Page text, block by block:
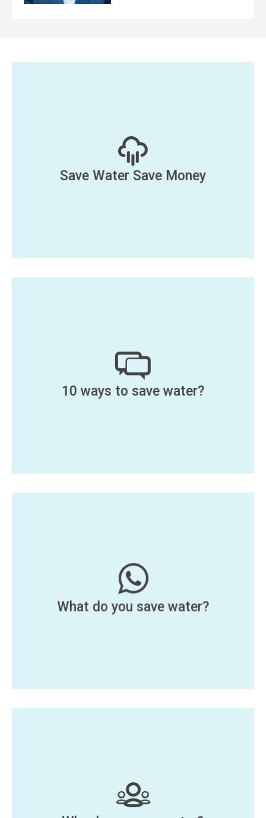
Save Water Save Money
10 ways to save water?
What do you save water?